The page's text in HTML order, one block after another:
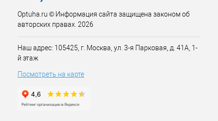
Optuha.ru © Информация сайта защищена законом об
авторских правах. 2026
Наш адрес: 105425, г. Москва, ул. 3-я Парковая, д. 41А, 1-
й этаж
Посмотреть на карте